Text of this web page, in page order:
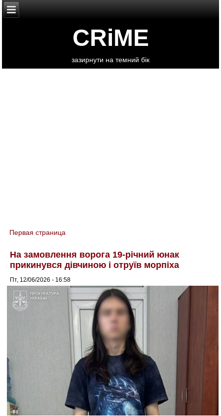
CRiME
зазирнути на темний бік
You are here
Первая страница
На замовлення ворога 19-річний юнак
прикинувся дівчиною і отруїв морпіха
Пт, 12/06/2026 - 16:58